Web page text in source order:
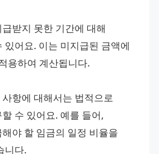
받지 못한 기간에 대해
있어요. 이는 미지급된 금액에
용하여 계산됩니다.
항에 대해서는 법적으로
수 있어요. 예를 들어,
야 할 임금의 일정 비율을
니다.